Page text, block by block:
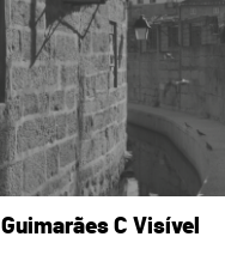
Guimarães C Visível